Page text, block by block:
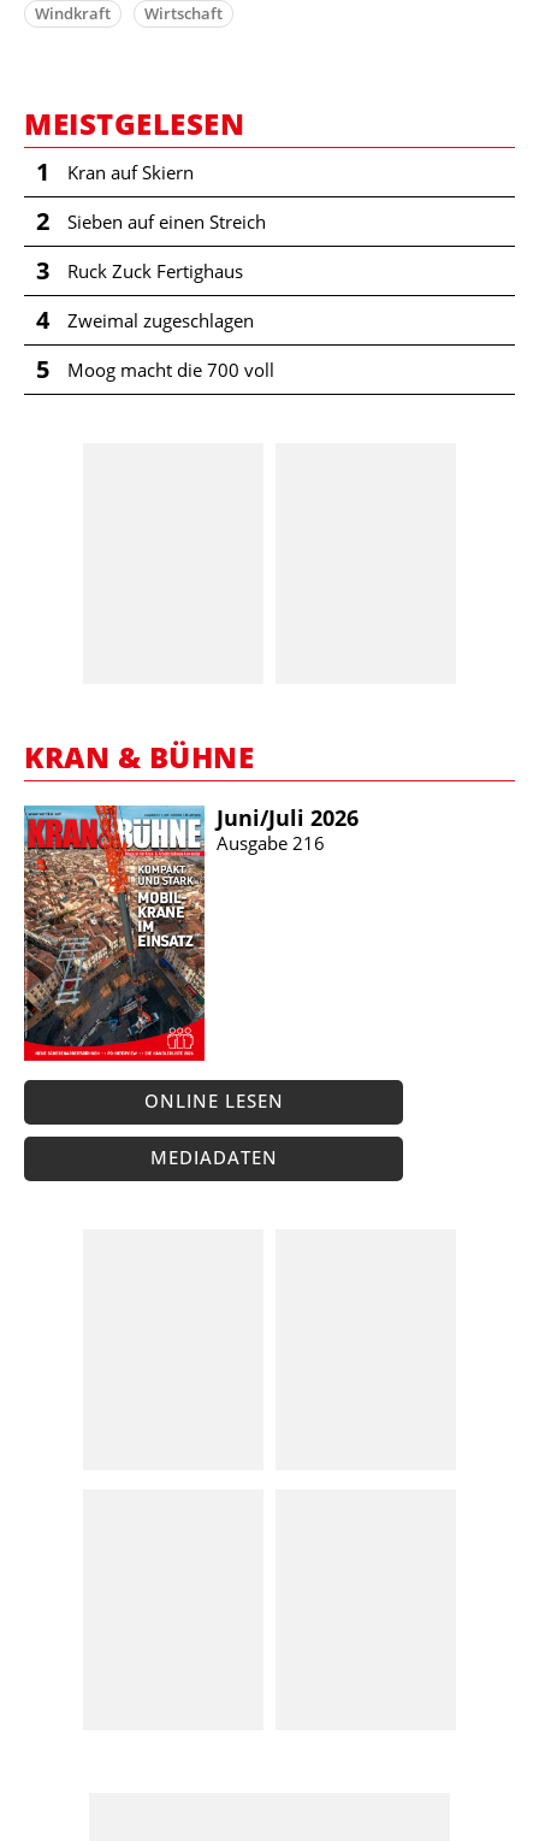
Windkraft
Wirtschaft
MEISTGELESEN
1 Kran auf Skiern
2 Sieben auf einen Streich
3 Ruck Zuck Fertighaus
4 Zweimal zugeschlagen
5 Moog macht die 700 voll
KRAN & BÜHNE
Juni/​Juli 2026
Ausgabe 216
ONLINE LESEN
MEDIADATEN